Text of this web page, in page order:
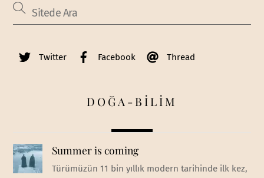
Twitter Facebook Thread
DOĞA-BİLİM
Summer is coming
Türümüzün 11 bin yıllık modern tarihinde ilk kez,